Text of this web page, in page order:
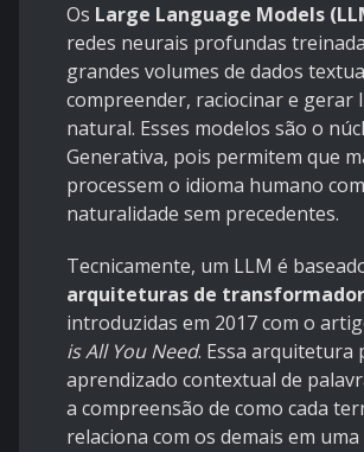
Os Large Language Models
redes neurais profundas
grandes volumes de dados
compreender, raciocinar e gerar
natural. Esses modelos são o
Generativa, pois permitem que
processem o idioma humano
naturalidade sem precedentes.
Tecnicamente, um LLM é
arquiteturas de
introduzidas em 2017 com o
is All You Need. Essa arquitetura
aprendizado contextual de
a compreensão de como cada
relaciona com os demais em uma